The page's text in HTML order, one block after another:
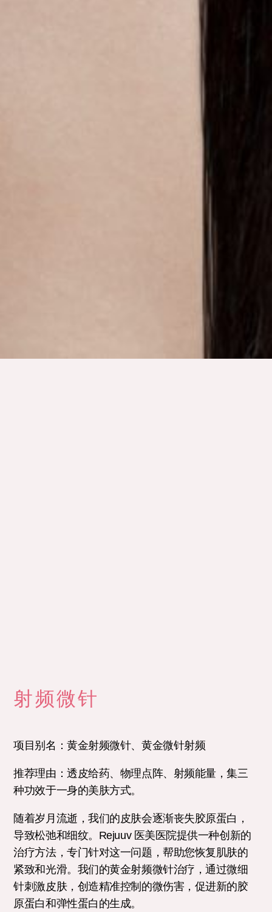
射频微针
项目别名：黄金射频微针、黄金微针射频
推荐理由：透皮给药、物理点阵、射频能量，集三
种功效于一身的美肤方式。
随着岁月流逝，我们的皮肤会逐渐丧失胶原蛋白，
导致松弛和细纹。Rejuuv 医美医院提供一种创新的
治疗方法，专门针对这一问题，帮助您恢复肌肤的
紧致和光滑。我们的黄金射频微针治疗，通过微细
针刺激皮肤，创造精准控制的微伤害，促进新的胶
原蛋白和弹性蛋白的生成。